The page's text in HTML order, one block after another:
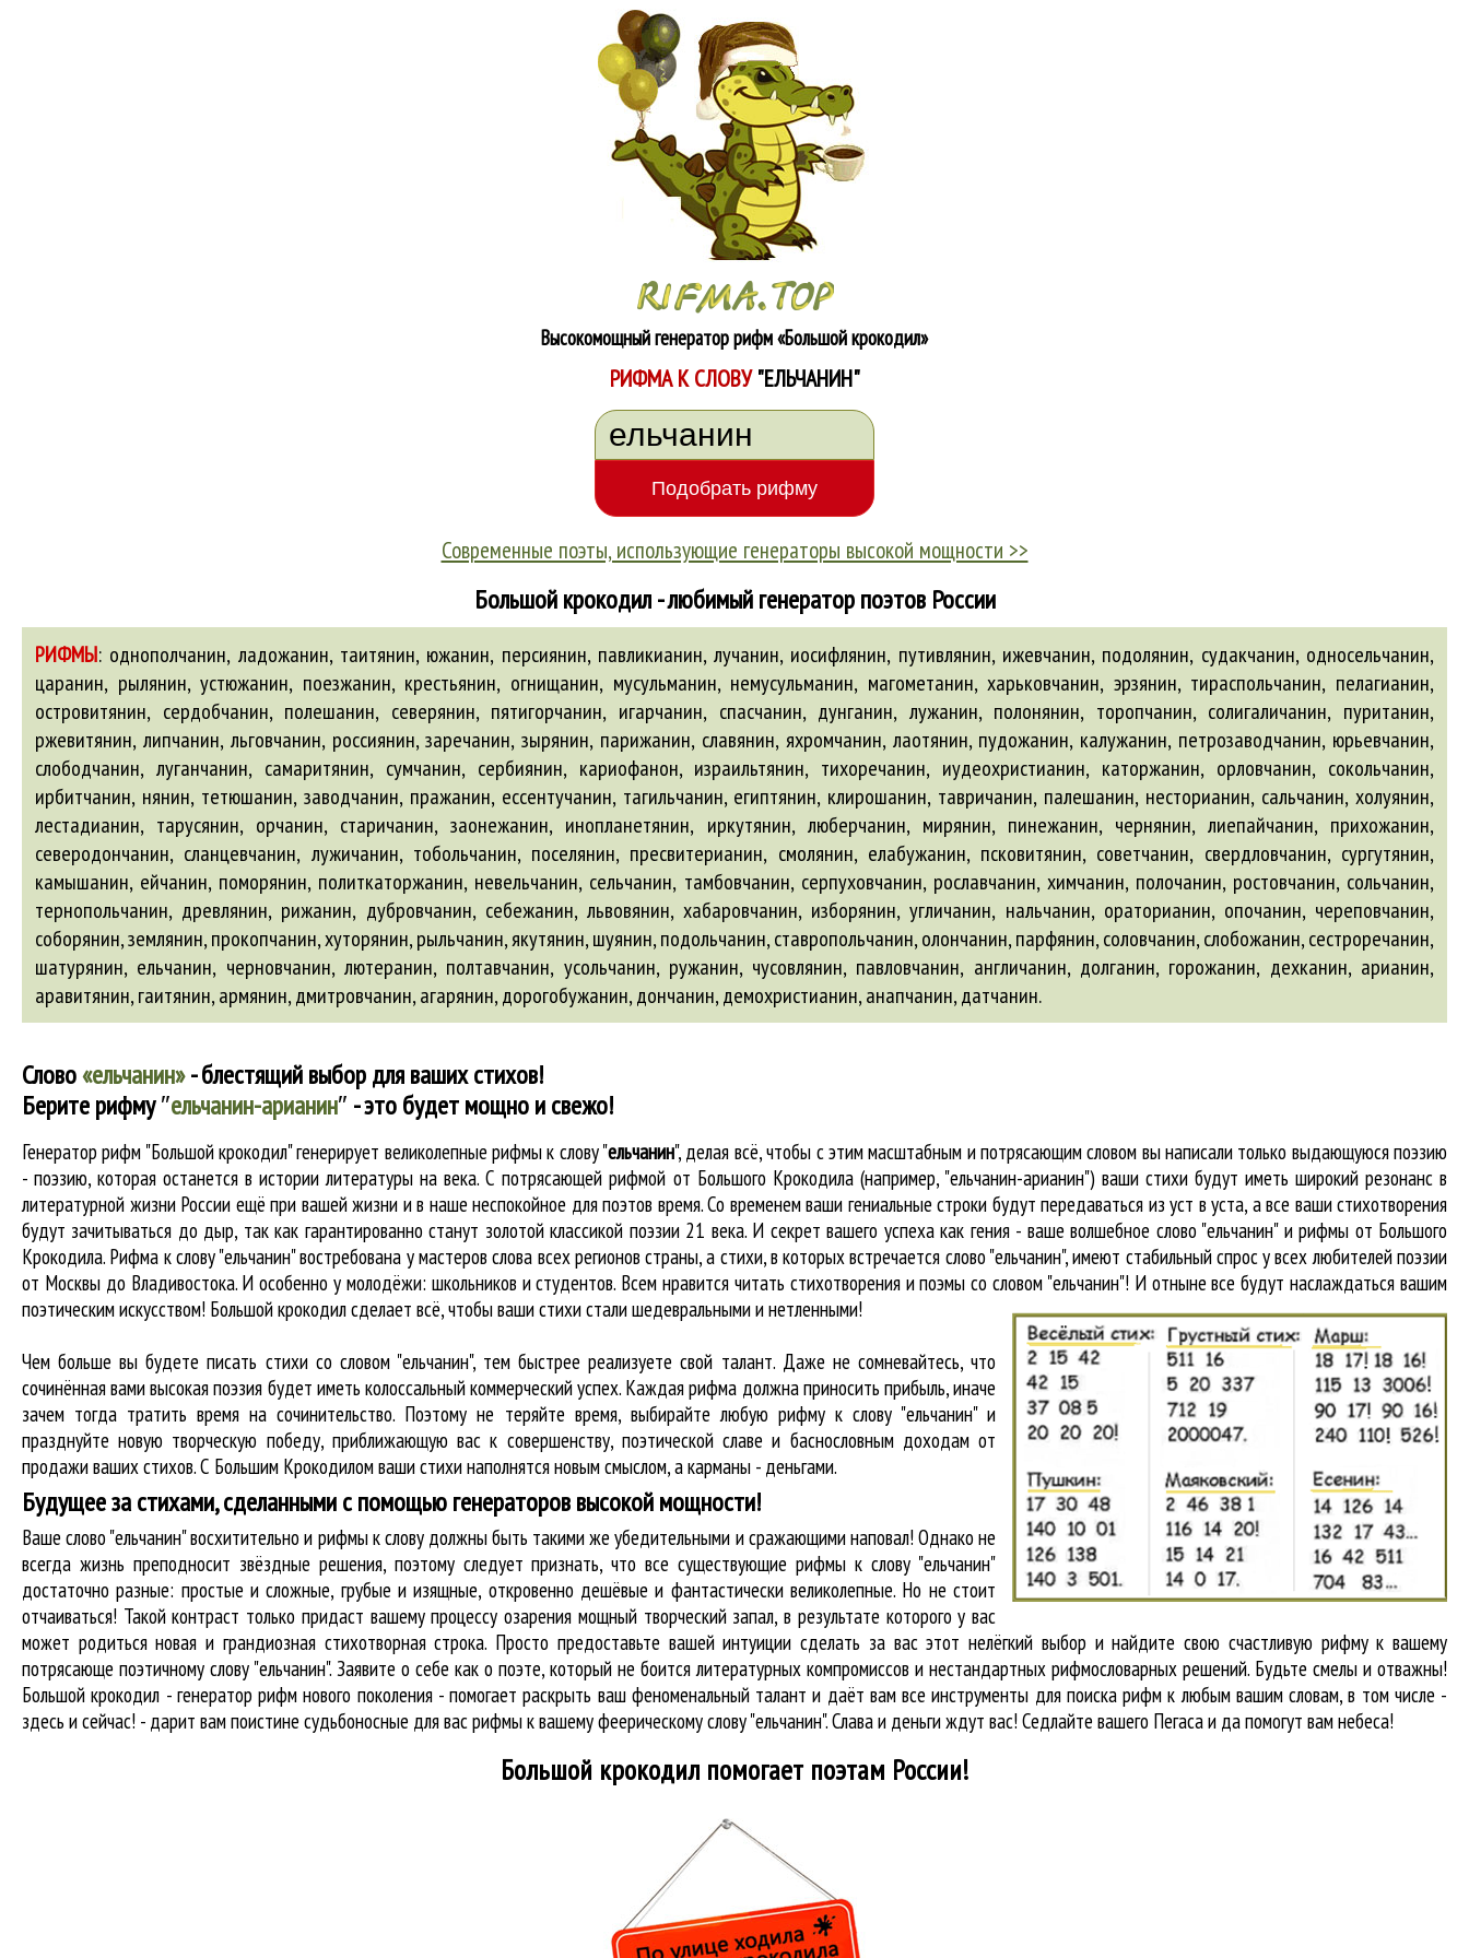
Высокомощный генератор рифм«Большой крокодил»
РИФМА К СЛОВУ"ЕЛЬЧАНИН"
Современные поэты, использующие генераторы высокой мощности >>
Большой крокодил - любимый генератор поэтов России
РИФМЫ: однополчанин, ладожанин, таитянин, южанин, персиянин, павликианин, лучанин, иосифлянин, путивлянин, ижевчанин, подолянин, судакчанин, односельчанин,
царанин, рылянин, устюжанин, поезжанин, крестьянин, огнищанин, мусульманин, немусульманин, магометанин, харьковчанин, эрзянин, тираспольчанин, пелагианин,
островитянин, сердобчанин, полешанин, северянин, пятигорчанин, игарчанин, спасчанин, дунганин, лужанин, полонянин, торопчанин, солигаличанин, пуританин,
ржевитянин, липчанин, льговчанин, россиянин, заречанин, зырянин, парижанин, славянин, яхромчанин, лаотянин, пудожанин, калужанин, петрозаводчанин, юрьевчанин,
слободчанин, луганчанин, самаритянин, сумчанин, сербиянин, кариофанон, израильтянин, тихоречанин, иудеохристианин, каторжанин, орловчанин, сокольчанин,
ирбитчанин, нянин, тетюшанин, заводчанин, пражанин, ессентучанин, тагильчанин, египтянин, клирошанин, тавричанин, палешанин, несторианин, сальчанин, холуянин,
лестадианин, тарусянин, орчанин, старичанин, заонежанин, инопланетянин, иркутянин, люберчанин, мирянин, пинежанин, чернянин, лиепайчанин, прихожанин,
северодончанин, сланцевчанин, лужичанин, тобольчанин, поселянин, пресвитерианин, смолянин, елабужанин, псковитянин, советчанин, свердловчанин, сургутянин,
камышанин, ейчанин, поморянин, политкаторжанин, невельчанин, сельчанин, тамбовчанин, серпуховчанин, рославчанин, химчанин, полочанин, ростовчанин, сольчанин,
тернопольчанин, древлянин, рижанин, дубровчанин, себежанин, львовянин, хабаровчанин, изборянин, угличанин, нальчанин, ораторианин, опочанин, череповчанин,
соборянин, землянин, прокопчанин, хуторянин, рыльчанин, якутянин, шуянин, подольчанин, ставропольчанин, олончанин, парфянин, соловчанин, слобожанин, сестроречанин,
шатурянин, ельчанин, черновчанин, лютеранин, полтавчанин, усольчанин, ружанин, чусовлянин, павловчанин, англичанин, долганин, горожанин, дехканин, арианин,
аравитянин,гаитянин,армянин,дмитровчанин,агарянин,дорогобужанин,дончанин,демохристианин,анапчанин,датчанин.
Слово«ельчанин»- блестящий выбор для ваших стихов!
Берите рифму″ельчанин-арианин″ - это будет мощно и свежо!
Генератор рифм "Большой крокодил" генерирует великолепныерифмы к слову "ельчанин", делая всё, чтобы с этим масштабным и потрясающим словом вы написали только выдающуюся поэзию
- поэзию, которая останется в истории литературы на века. С потрясающей рифмой от Большого Крокодила (например, "ельчанин-арианин") ваши стихи будут иметь широкий резонанс в
литературной жизни России ещё при вашей жизни и в наше неспокойное для поэтов время. Со временем ваши гениальные строки будут передаваться из уст в уста, а все ваши стихотворения
будут зачитываться до дыр, так как гарантированно станут золотой классикой поэзии 21 века. И секрет вашего успеха как гения - ваше волшебное слово "ельчанин" и рифмы от Большого
Крокодила. Рифма к слову "ельчанин" востребована у мастеров слова всех регионов страны, а стихи, в которых встречается слово "ельчанин", имеют стабильный спрос у всех любителей поэзии
от Москвы до Владивостока. И особенно у молодёжи: школьников и студентов. Всем нравится читать стихотворения и поэмы со словом "ельчанин"! И отныне все будут наслаждаться вашим
поэтическим искусством! Большой крокодил cделает всё, чтобы ваши стихи стали шедевральными и нетленными!
Чем больше вы будете писать стихи со словом "ельчанин", тем быстрее реализуете свой талант. Даже не сомневайтесь, что
сочинённая вами высокая поэзия будет иметь колоссальный коммерческий успех. Каждая рифма должна приносить прибыль, иначе
зачем тогда тратить время на сочинительство. Поэтому не теряйте время, выбирайте любую рифму к слову "ельчанин" и
празднуйте новую творческую победу, приближающую вас к совершенству, поэтической славе и баснословным доходам от
продажи ваших стихов. С Большим Крокодилом ваши стихи наполнятся новым смыслом, а карманы - деньгами.
Будущее за стихами, сделанными с помощью генераторов высокой мощности!
Ваше слово "ельчанин" восхитительно и рифмы к слову должны быть такими же убедительными и сражающими наповал! Однако не
всегда жизнь преподносит звёздные решения, поэтому следует признать, что все существующие рифмы к слову "ельчанин"
достаточно разные: простые и сложные, грубые и изящные, откровенно дешёвые и фантастически великолепные. Но не стоит
отчаиваться! Такой контраст только придаст вашему процессу озарения мощный творческий запал, в результате которого у вас
может родиться новая и грандиозная стихотворная строка. Просто предоставьте вашей интуиции сделать за вас этот нелёгкий выбор и найдите свою счастливую рифму к вашему
потрясающе поэтичному слову "ельчанин". Заявите о себе как о поэте, который не боится литературных компромиссов и нестандартных рифмословарных решений. Будьте смелы и отважны!
Большой крокодил - генератор рифм нового поколения - помогает раскрыть ваш феноменальный талант и даёт вам все инструменты для поиска рифм к любым вашим словам, в том числе -
здесь и сейчас! - дарит вам поистине судьбоносные для вас рифмы к вашему феерическому слову "ельчанин". Слава и деньги ждут вас! Седлайте вашего Пегаса и да помогут вам небеса!
Большой крокодил помогает поэтам России!